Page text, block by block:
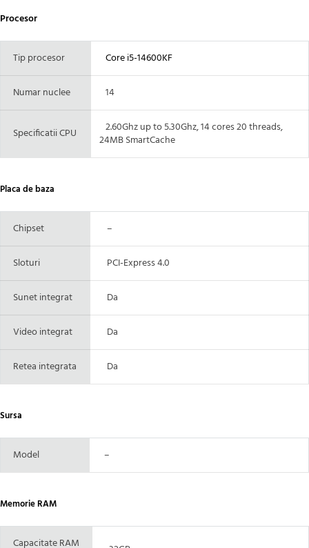
Procesor
Tip procesor Core i5-14600KF
Numar nuclee 14
Specificatii CPU
2.60Ghz up to 5.30Ghz, 14 cores 20 threads,
24MB SmartCache
Placa de baza
Chipset –
Sloturi PCI-Express 4.0
Sunet integrat Da
Video integrat Da
Retea integrata Da
Sursa
Model –
Memorie RAM
Capacitate RAM